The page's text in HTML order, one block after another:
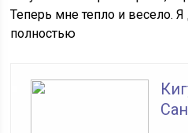
Теперь мне тепло и весело.
полностью